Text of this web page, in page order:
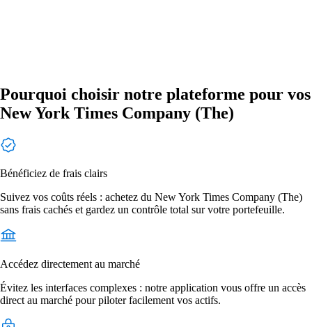
Pourquoi choisir notre plateforme pour vos
New York Times Company (The)
Bénéficiez de frais clairs
Suivez vos coûts réels : achetez du New York Times Company (The)
sans frais cachés et gardez un contrôle total sur votre portefeuille.
Accédez directement au marché
Évitez les interfaces complexes : notre application vous offre un accès
direct au marché pour piloter facilement vos actifs.